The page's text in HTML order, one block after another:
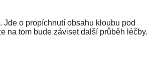
o propíchnutí obsahu kloubu pod
na tom bude záviset další průběh léčby.